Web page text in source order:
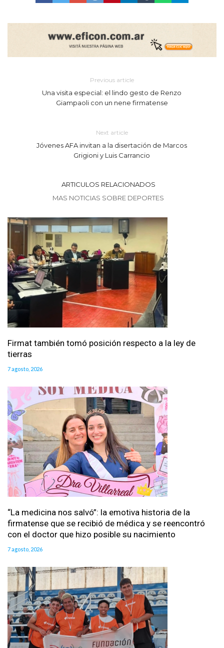
Previous article
Una visita especial: el lindo gesto de Renzo
Giampaoli con un nene firmatense
Next article
Jóvenes AFA invitan a la disertación de Marcos
Grigioni y Luis Carrancio
ARTICULOS RELACIONADOS
MAS NOTICIAS SOBRE DEPORTES
Firmat también tomó posición respecto a la ley de
tierras
7 agosto, 2026
“La medicina nos salvó”: la emotiva historia de la
firmatense que se recibió de médica y se reencontró
con el doctor que hizo posible su nacimiento
7 agosto, 2026